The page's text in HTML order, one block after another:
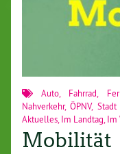
Auto Fahrrad
Nahverkehr,ÖPNV,
Aktuelles Im Landtag Im
Mobilität